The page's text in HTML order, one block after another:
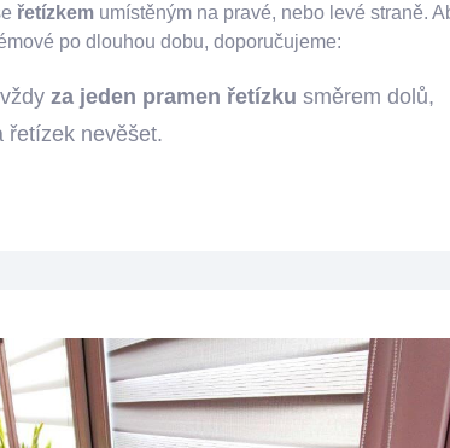
řetízkem umístěným na pravé, nebo levé straně.
po dlouhou dobu, doporučujeme:
za jeden pramen řetízku směrem dolů,
řetízek nevěšet.